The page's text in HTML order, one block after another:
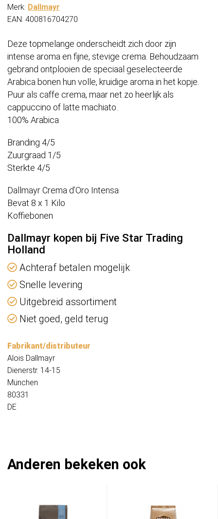
Merk: Dallmayr
EAN: 400816704270
Deze topmelange onderscheidt zich door zijn
intense aroma en fijne, stevige crema. Behoudzaam
gebrand ontplooien de speciaal geselecteerde
Arabica bonen hun volle, kruidige aroma in het kopje.
Puur als caffe crema, maar net zo heerlijk als
cappuccino of latte machiato.
100% Arabica
Branding 4/5
Zuurgraad 1/5
Sterkte 4/5
Dallmayr Crema d’Oro Intensa
Bevat 8 x 1 Kilo
Koffiebonen
Dallmayr kopen bij Five Star Trading
Holland
Achteraf betalen mogelijk
Snelle levering
Uitgebreid assortiment
Niet goed, geld terug
Fabrikant/distributeur
Alois Dallmayr
Dienerstr. 14-15
München
80331
DE
Anderen bekeken ook